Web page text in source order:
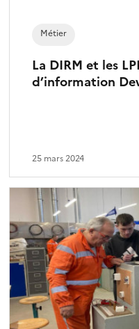
La DIRM et les
d’information
Métier
25 mars 2024